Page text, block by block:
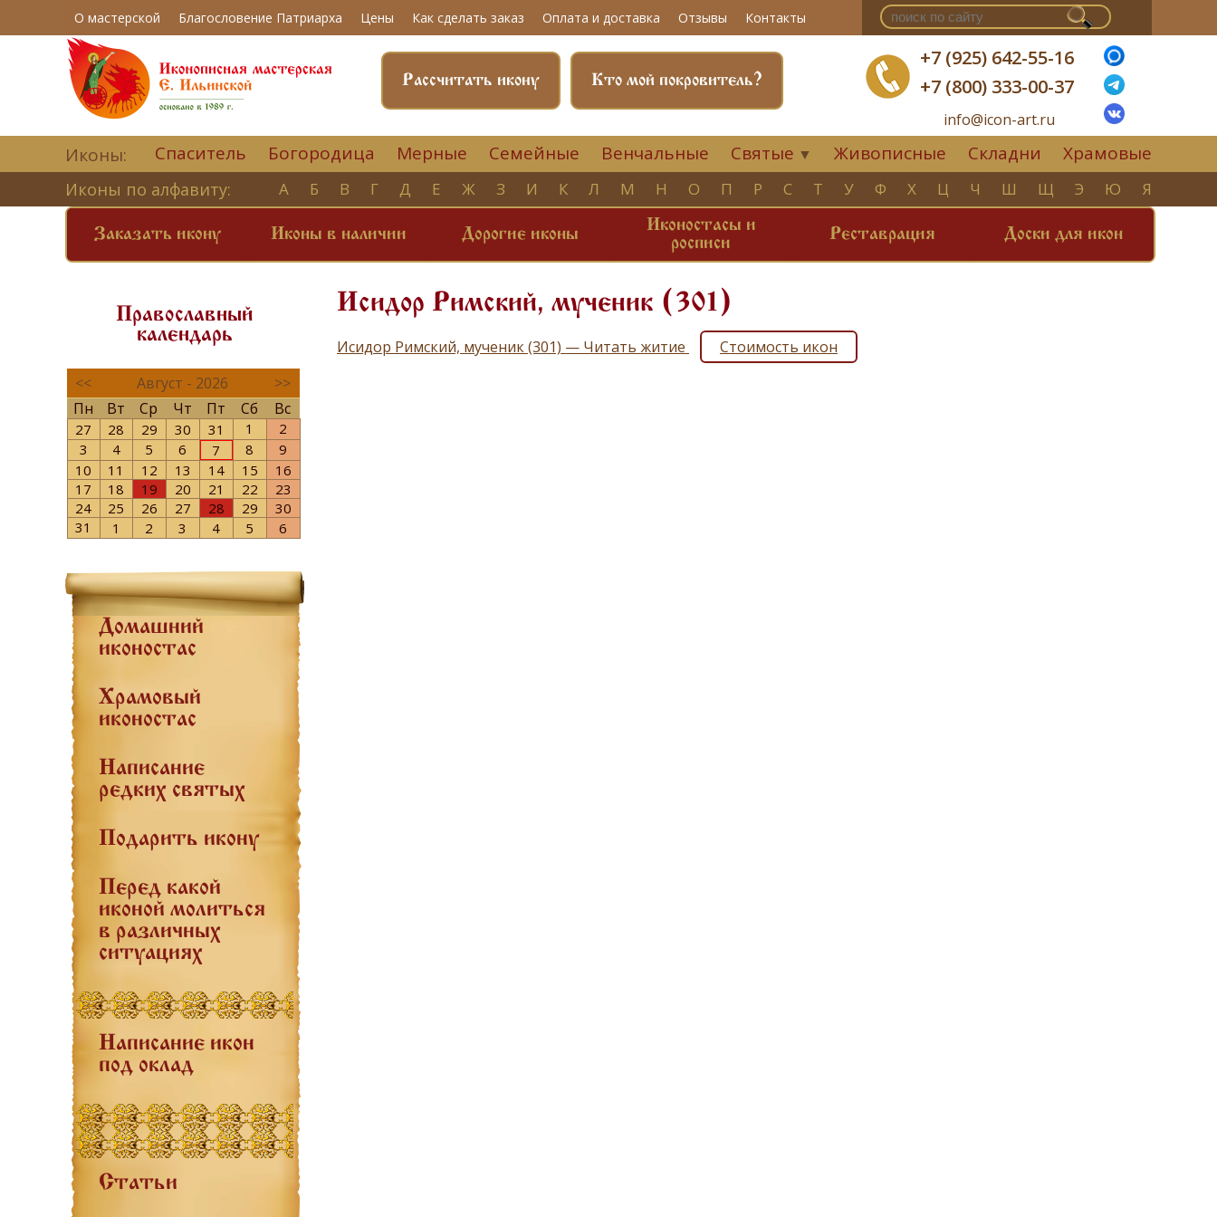
О мастерской Благословение Патриарха Цены Как сделать заказ Оплата и доставка Отзывы Контакты
+7 (925) 642-55-16
+7 (800) 333-00-37
info@icon-art.ru
Кто мой покровитель?
Рассчитать икону
Иконы: Спаситель Богородица Мерные Семейные Венчальные Святые ▼ Живописные Складни Храмовые
Иконы по алфавиту: А Б В Г Д Е Ж З И К Л М Н О П Р С Т У Ф Х Ц Ч Ш Щ Э Ю Я
Заказать икону Иконы в наличии Дорогие иконы
Иконостасы и
росписи
Реставрация Доски для икон
Православный
календарь
<< Август - 2026
>>
Пн
Вт Ср Чт Пт Сб Вс
27 28 29 30 31 1
2
3
4 5 6 7 8
9
10
11 12 13 14 15
16
17
18 19 20 21 22
23
24
25 26 27 28 29
30
31
1 2 3 4 5 6
Домашний
иконостас
Храмовый
иконостас
Написание
редких святых
Подарить икону
Перед какой
иконой молиться
в различных
ситуациях
Написание икон
под оклад
Статьи
Исидор Римский, мученик (301)
Исидор Римский, мученик (301) — Читать житие Стоимость икон